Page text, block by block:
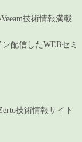
技術情報満載
配信したWEBセミ
技術情報サイト